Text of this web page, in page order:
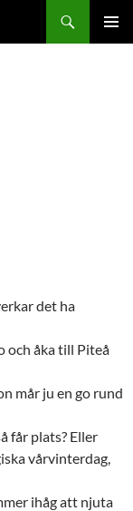
det ha
och åka till Piteå
mår ju en go rund
får plats? Eller
vårvinterdag,
ihåg att njuta